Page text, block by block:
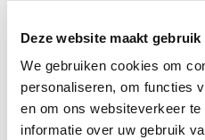
Deze website maakt
We gebruiken cookies om
personaliseren, om functies
en om ons websiteverkeer
informatie over uw gebruik
Staal /goudkleurig
Diameter kast
41,2 mm